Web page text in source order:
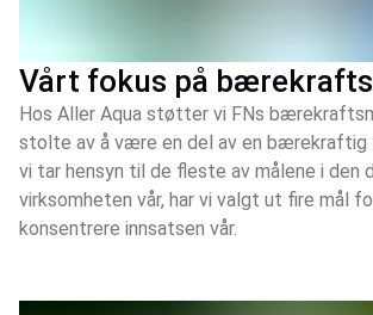
Vårt fokus på
Hos Aller Aqua støtter vi FNs
stolte av å være en del av en bærekraftig
vi tar hensyn til de fleste av målene i den
virksomheten vår, har vi valgt ut fire mål
konsentrere innsatsen vår.